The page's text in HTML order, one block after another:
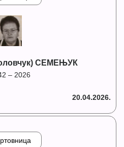
СЕМЕЊУК
– 2026
20.04.2026.